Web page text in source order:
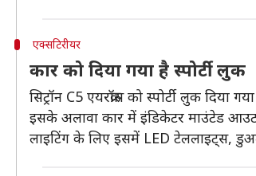
एक्सटिरीयर
कार को दिया गया है स्पोर्टी लुक
सिट्रॉन C5 एयरक्रॉस को स्पोर्टी लुक
इसके अलावा कार में इंडिकेटर माउंटेड
लाइटिंग के लिए इसमें LED टेललाइट्स,